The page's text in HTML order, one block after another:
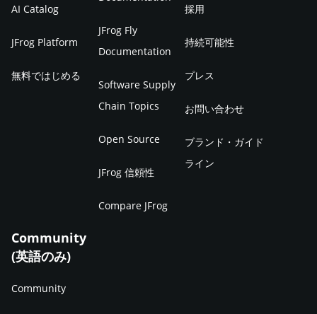
AI Catalog
JFrog Platform
無料ではじめる
JFrog Fly
Documentation
Software Supply
Chain Topics
Open Source
JFrog 信頼性
Compare JFrog
採用
持続可能性
プレス
お問い合わせ
ブランド・ガイド
ライン
Community
(英語のみ)
Community